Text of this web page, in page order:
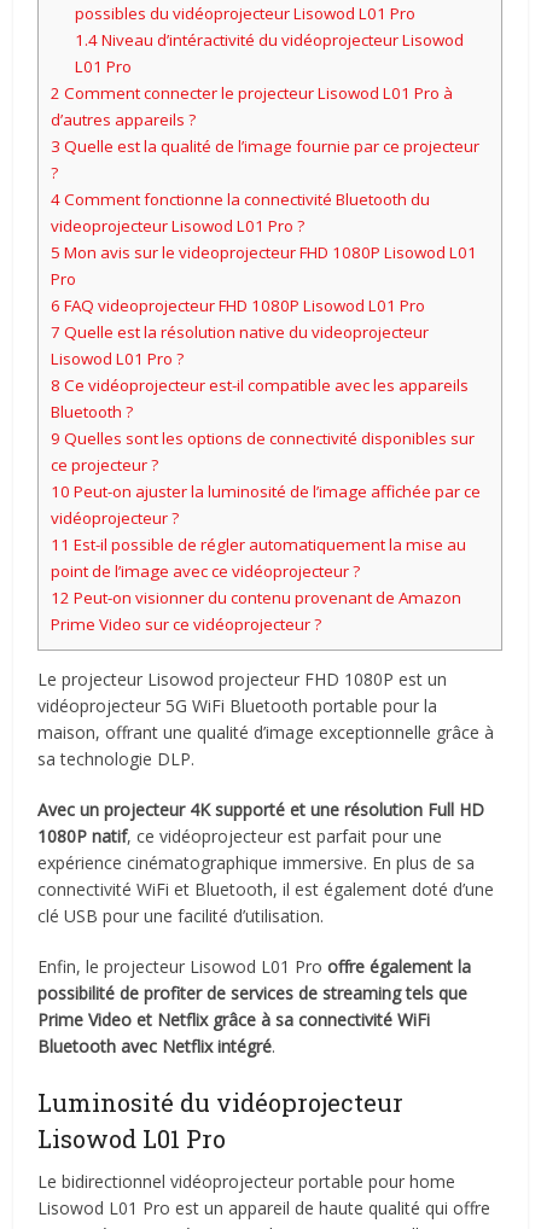
possibles du vidéoprojecteur Lisowod L01 Pro
1.4Niveau d’intéractivité du vidéoprojecteur Lisowod
L01 Pro
2 Comment connecter le projecteur Lisowod L01 Pro à
d’autres appareils ?
3 Quelle est la qualité de l’image fournie par ce projecteur
?
4Comment fonctionne la connectivité Bluetooth du
videoprojecteur Lisowod L01 Pro ?
5 Mon avis sur le videoprojecteur FHD 1080P Lisowod L01
Pro
6 FAQ videoprojecteur FHD 1080P Lisowod L01 Pro
7 Quelle est la résolution native du videoprojecteur
Lisowod L01 Pro ?
8 Ce vidéoprojecteur est-il compatible avec les appareils
Bluetooth ?
9 Quelles sont les options de connectivité disponibles sur
ce projecteur ?
10 Peut-on ajuster la luminosité de l’image affichée par ce
vidéoprojecteur ?
11 Est-il possible de régler automatiquement la mise au
point de l’image avec ce vidéoprojecteur ?
12 Peut-on visionner du contenu provenant de Amazon
Prime Video sur ce vidéoprojecteur ?
Le projecteur Lisowod projecteur FHD 1080P est un
vidéoprojecteur 5G WiFi Bluetooth portable pour la
maison, offrant une qualité d’image exceptionnelle grâce à
sa technologie DLP.
Avec un projecteur 4K supporté et une résolution Full HD
1080P natif, ce vidéoprojecteur est parfait pour une
expérience cinématographique immersive. En plus de sa
connectivité WiFi et Bluetooth, il est également doté d’une
clé USB pour une facilité d’utilisation.
Enfin, le projecteur Lisowod L01 Pro offre également la
possibilité de profiter de services de streaming tels que
Prime Video et Netflix grâce à sa connectivité WiFi
Bluetooth avec Netflix intégré.
Luminosité du vidéoprojecteur
Lisowod L01 Pro
Le bidirectionnel vidéoprojecteur portable pour home
Lisowod L01 Pro est un appareil de haute qualité qui offre